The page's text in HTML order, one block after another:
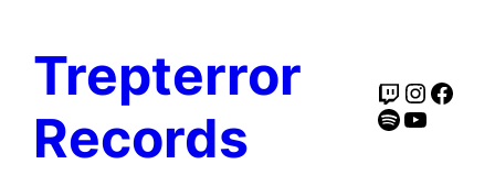
Inhalt
springen
Trepterror
Records
Twitch
Spotify